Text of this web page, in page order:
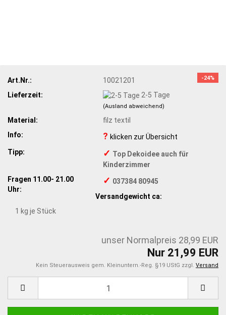
-24%
Art.Nr.:
10021201
Lieferzeit:
2-5 Tage
(Ausland abweichend)
Material:
filz textil
Info:
? klicken zur Übersicht
Tipp:
✓ Top Dekoidee auch für
Kinderzimmer
Fragen 11.00- 21.00
Uhr:
✓ 037384 80945
Versandgewicht ca:
1 kg je Stück
unser Normalpreis 28,99 EUR
Nur 21,99 EUR
Kein Steuerausweis gem. Kleinuntern.-Reg. §19 UStG zzgl. Versand